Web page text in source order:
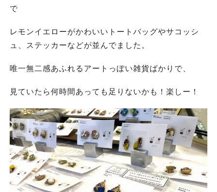
で
レモンイエローがかわいいトートバッグやサコッシ
ュ、ステッカーなどが並んでました。
唯一無二感あふれるアートっぽい雑貨ばかりで、
見ていたら何時間あっても足りないかも！楽しー！